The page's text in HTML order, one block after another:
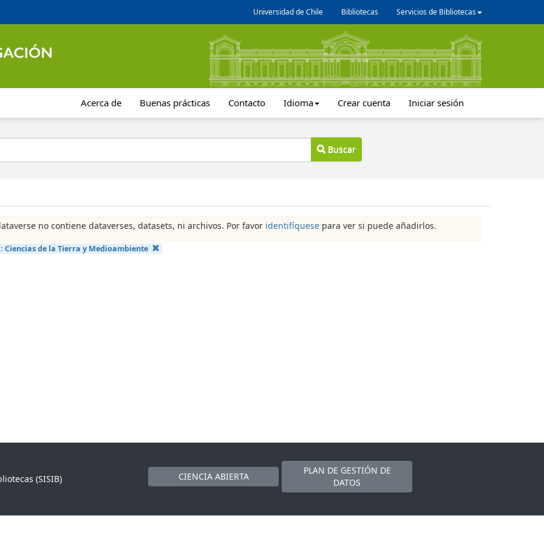
Universidad de Chile Bibliotecas Servicios de Bibliotecas
Acerca de Buenas prácticas Contacto Idioma Crear cuenta Iniciar sesión
Buscar
no contiene dataverses, datasets, ni archivos. Por favor identifíquese para ver si puede añadirlos.
Ciencias de la Tierra y Medioambiente
(SISIB)
CIENCIA ABIERTA
PLAN DE GESTIÓN DE
DATOS